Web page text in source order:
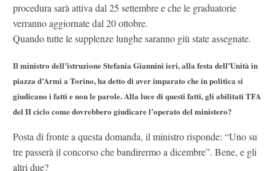
procedura sarà attiva dal 25 settembre e che le graduatorie
verranno aggiornate dal 20 ottobre.
Quando tutte le supplenze lunghe saranno giù state assegnate.
Il ministro dell’istruzione Stefania Giannini ieri, alla festa dell’Unità in
piazza d’Armi a Torino, ha detto di aver imparato che in politica si
giudicano i fatti e non le parole. Alla luce di questi fatti, gli abilitati TFA
del II ciclo come dovrebbero giudicare l’operato del ministero?
Posta di fronte a questa domanda, il ministro risponde: “Uno su
tre passerà il concorso che bandirermo a dicembre”. Bene, e gli
altri due?